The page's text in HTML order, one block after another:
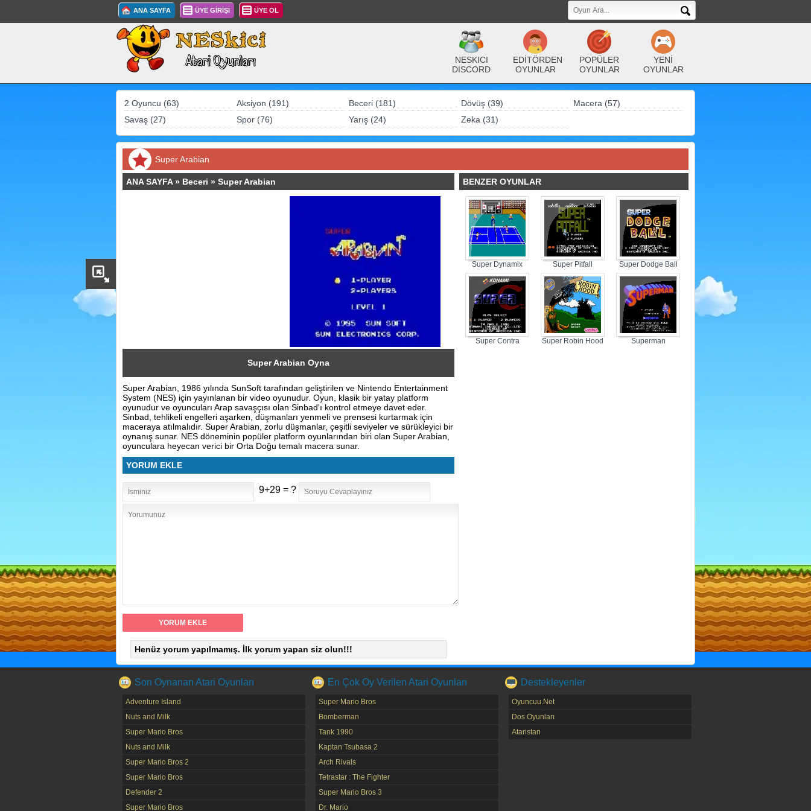
ANA SAYFA ÜYE GİRİŞİ ÜYE OL
YENİ
OYUNLAR
POPÜLER
OYUNLAR
EDİTÖRDEN
OYUNLAR
NESKICI
DISCORD
Pinterest
2 Oyuncu (63) Aksiyon (191) Beceri (181) Dövüş (39)
Macera (57)
Savaş (27)
Spor (76) Yarış (24) Zeka (31)
Super Arabian
ANA SAYFA» Beceri » Super Arabian
Super Arabian Oyna
Super Arabian, 1986 yılında SunSoft tarafından geliştirilen ve Nintendo Entertainment
System (NES) için yayınlanan bir video oyunudur. Oyun, klasik bir yatay platform
oyunudur ve oyuncuları Arap savaşçısı olan Sinbad'ı kontrol etmeye davet eder.
Sinbad, tehlikeli engelleri aşarken, düşmanları yenmeli ve prensesi kurtarmak için
maceraya atılmalıdır. Super Arabian, zorlu düşmanlar, çeşitli seviyeler ve sürükleyici bir
oynanış sunar. NES döneminin popüler platform oyunlarından biri olan Super Arabian,
oyunculara heyecan verici bir Orta Doğu temalı macera sunar.
YORUM EKLE
9+29 = ?
Henüz yorum yapılmamış. İlk yorum yapan siz olun!!!
BENZER OYUNLAR
Super Dynamix
Badminton
Super Pitfall Super Dodge Ball
Super Contra Super Robin Hood Superman
Son Oynanan Atari Oyunları
Adventure Island
Nuts and Milk
Super Mario Bros
Nuts and Milk
Super Mario Bros 2
Super Mario Bros
Defender 2
Super Mario Bros
En Çok Oy Verilen Atari Oyunları
Super Mario Bros
Bomberman
Tank 1990
Kaptan Tsubasa 2
Arch Rivals
Tetrastar : The Fighter
Super Mario Bros 3
Dr. Mario
Destekleyenler
Oyuncuu.Net
Dos Oyunları
Ataristan